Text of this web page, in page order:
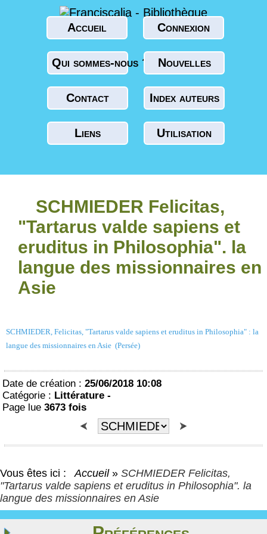
Accueil Connexion
Qui sommes-nous ? Nouvelles
Contact Index auteurs
Liens Utilisation
SCHMIEDER Felicitas,
"Tartarus valde sapiens et
eruditus in Philosophia". la
langue des missionnaires en
Asie
SCHMIEDER, Felicitas, "Tartarus valde sapiens et eruditus in Philosophia" : la
langue des missionnaires en Asie (Persée)
Date de création : 25/06/2018 10:08
Catégorie : Littérature -
Page lue 3673 fois
Vous êtes ici : Accueil » SCHMIEDER Felicitas,
"Tartarus valde sapiens et eruditus in Philosophia". la
langue des missionnaires en Asie